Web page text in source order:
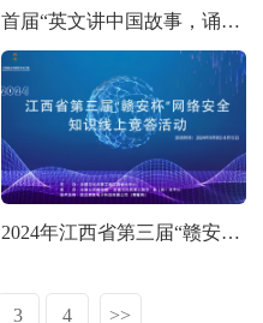
首届“英文讲中国故事，诵读传华夏之声”经典诵读分享大赛
2024年江西省第三届“赣安杯”网络安全知识线上竞答活动开始啦！
3 4 >>